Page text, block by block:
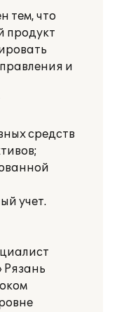
тем, что
продукт
и
средств
учет.
Рязань